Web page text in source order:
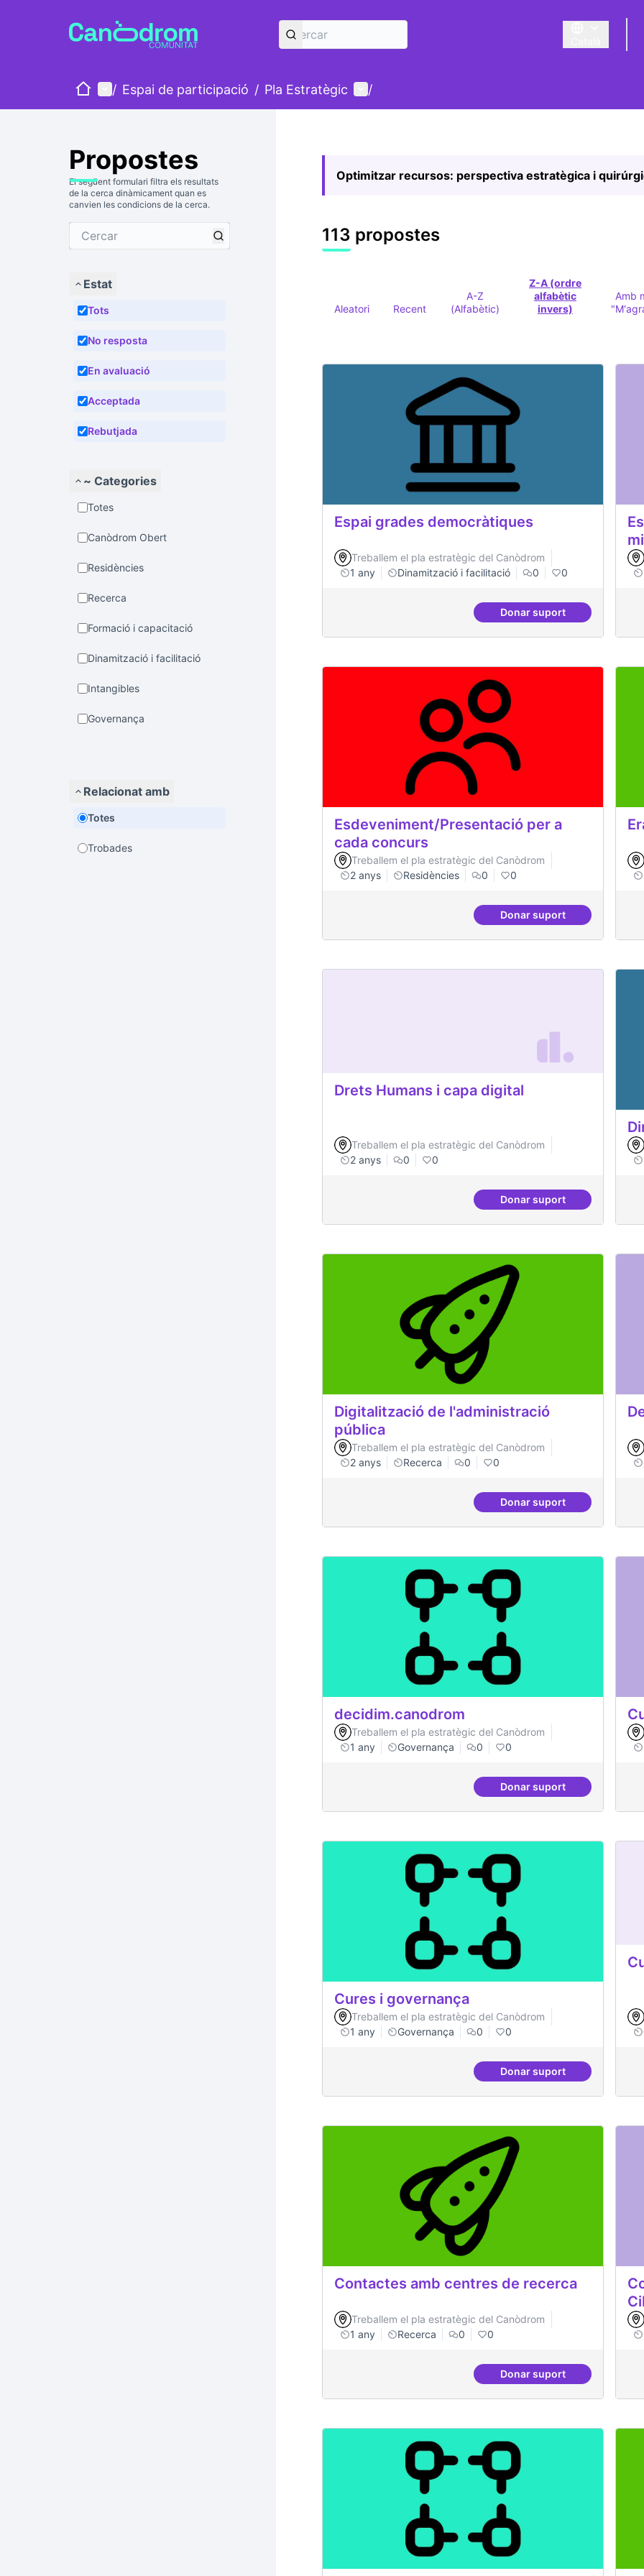
Triar la llengua
IniciMenú principal
/ Espai de participació / Pla Estratègic Menú d'usuari
/
Propostes
El següent formulari filtra els resultats
de la cerca dinàmicament quan es
canvien les condicions de la cerca.
Estat
Tots
No resposta
En avaluació
Acceptada
Rebutjada
~ Categories
Totes
Canòdrom Obert
Residències
Recerca
Formació i capacitació
Dinamització i facilitació
Intangibles
Governança
Relacionat amb
Totes
Trobades
Optimitzar recursos: perspectiva estratègica i
113 propostes
Aleatori Recent
A-Z
(Alfabètic)
Z-A (ordre
alfabètic
invers)
Amb
Espai grades democràtiques
Treballem el pla estratègic del Canòdrom
1 any
Dinamització i facilitació 0 0
Donar suport
Espai grades
Esdeveniment/Presentació per a
cada concurs
Treballem el pla estratègic del Canòdrom
2 anys
Residències 0 0
Donar suportEsdeveniment/
Drets Humans i capa digital
Treballem el pla estratègic del Canòdrom
2 anys
0 0
Donar suportDrets Humans i capa
Digitalització de l'administració
pública
Treballem el pla estratègic del Canòdrom
2 anys
Recerca 0 0
Donar suportDigitalització de
decidim.canodrom
Treballem el pla estratègic del Canòdrom
1 any
Governança 0 0
Donar suportdecidim.canodrom
Cures i governança
Treballem el pla estratègic del Canòdrom
1 any
Governança 0 0
Donar suportCures i governança
Contactes amb centres de recerca
Treballem el pla estratègic del Canòdrom
1 any
Recerca 0 0
Donar suportContactes amb centres